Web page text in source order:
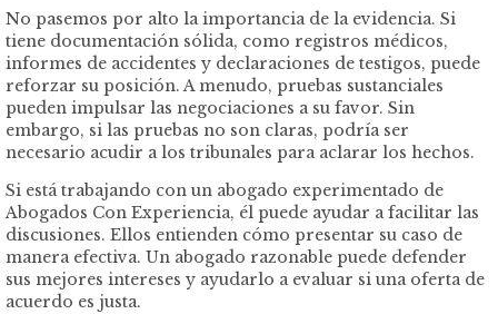
No pasemos por alto la importancia de la evidencia. Si
tiene documentación sólida, como registros médicos,
informes de accidentes y declaraciones de testigos, puede
reforzar su posición. A menudo, pruebas sustanciales
pueden impulsar las negociaciones a su favor. Sin
embargo, si las pruebas no son claras, podría ser
necesario acudir a los tribunales para aclarar los hechos.
Si está trabajando con un abogado experimentado de
Abogados Con Experiencia, él puede ayudar a facilitar las
discusiones. Ellos entienden cómo presentar su caso de
manera efectiva. Un abogado razonable puede defender
sus mejores intereses y ayudarlo a evaluar si una oferta de
acuerdo es justa.